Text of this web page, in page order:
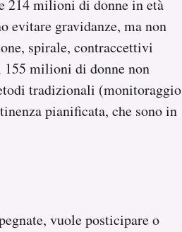
214 milioni di donne in età
gravidanze, ma non
spirale, contraccettivi
milioni di donne non
tradizionali (monitoraggio
pianificata, che sono in
vuole posticipare o